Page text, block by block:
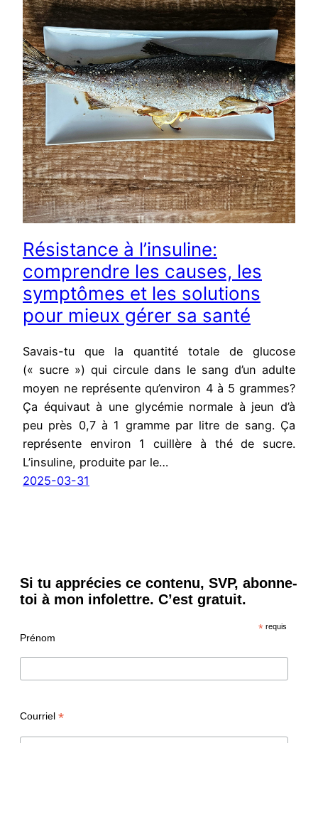
Résistance à l’insuline:
comprendre les causes, les
symptômes et les solutions
pour mieux gérer sa santé
Savais-tu que la quantité totale de glucose
(« sucre ») qui circule dans le sang d’un adulte
moyen ne représente qu’environ 4 à 5 grammes?
Ça équivaut à une glycémie normale à jeun d’à
peu près 0,7 à 1 gramme par litre de sang. Ça
représente environ 1 cuillère à thé de sucre.
L’insuline, produite par le…
2025-03-31
Si tu apprécies ce contenu, SVP, abonne-
toi à mon infolettre. C’est gratuit.
* requis
Prénom
Courriel *